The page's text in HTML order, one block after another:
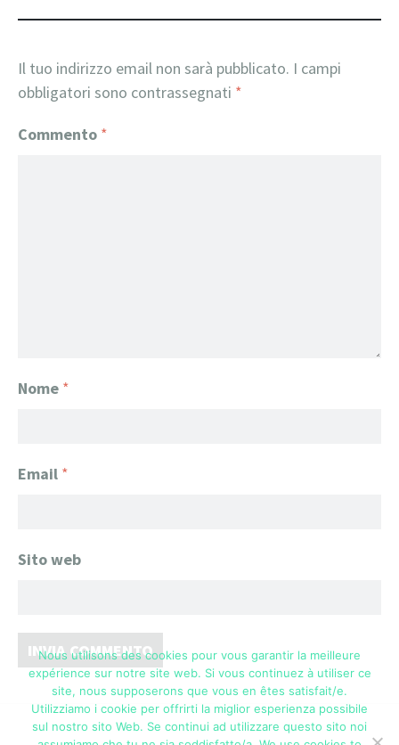
Il tuo indirizzo email non sarà pubblicato. I campi
obbligatori sono contrassegnati *
Commento *
Nome *
Email *
Sito web
Nous utilisons des cookies pour vous garantir la meilleure
expérience sur notre site web. Si vous continuez à utiliser ce
site, nous supposerons que vous en êtes satisfait/e.
Utilizziamo i cookie per offrirti la miglior esperienza possibile
sul nostro sito Web. Se continui ad utilizzare questo sito noi